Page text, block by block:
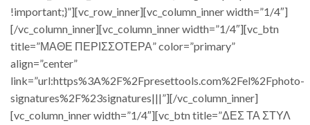
!important;}”][vc_row_inner][vc_column_inner width=”1/4″]
[/vc_column_inner][vc_column_inner width=”1/4″][vc_btn
title=”ΜΑΘΕ ΠΕΡΙΣΣΟΤΕΡΑ” color=”primary”
align=”center”
link=”url:https%3A%2F%2Fpresettools.com%2Fel%2Fphoto-
signatures%2F%23signatures|||”][/vc_column_inner]
[vc_column_inner width=”1/4″][vc_btn title=”ΔΕΣ ΤΑ ΣΤΥΛ